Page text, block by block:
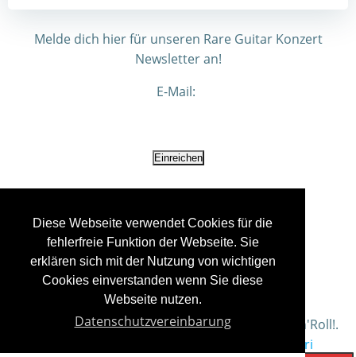
Diese Webseite verwendet Cookies für die
fehlerfreie Funktion der Webseite. Sie
erklären sich mit der Nutzung von wichtigen
Cookies einverstanden wenn Sie diese
Webseite nutzen.
Datenschutzvereinbarung
Melde dich hier für unseren Rare Guitar Konzert
Newsletter an!
E-Mail:
© 2026 Rare Guitar - not just a store... it's Rock'n'Roll!.
Colibri